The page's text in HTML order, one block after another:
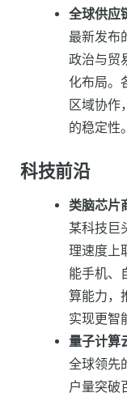
全球供应
最新发布
政治与贸
化布局。
区域协作
的稳定性。
科技前沿
类脑芯片
某科技巨
理速度上
能手机、
算能力，
实现更智
量子计算
全球领先
户量突破